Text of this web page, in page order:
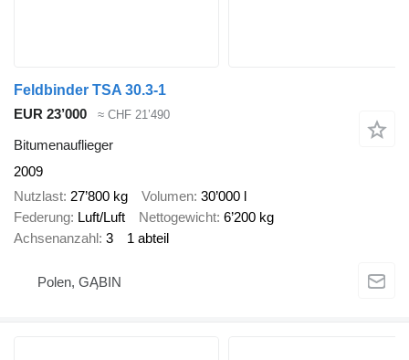
Feldbinder TSA 30.3-1
EUR 23’000
≈ CHF 21’490
Bitumenauflieger
2009
Nutzlast 27’800 kg Volumen 30’000 l
Federung Luft/Luft Nettogewicht 6’200 kg
Achsenanzahl 3 1 abteil
Polen, GĄBIN